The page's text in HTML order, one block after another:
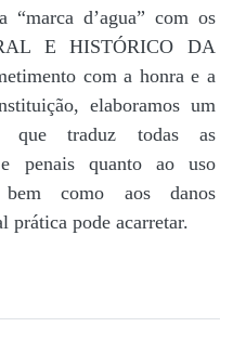
“marca d’agua” com os
E HISTÓRICO DA
com a honra e a
elaboramos um
que traduz todas as
e penais quanto ao uso
bem como aos danos
prática pode acarretar.